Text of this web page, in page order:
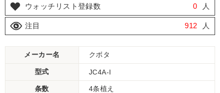
ウォッチリスト登録数 0 人
注目 912 人
メーカー名 クボタ
型式 JC4A-I
条数 4条植え